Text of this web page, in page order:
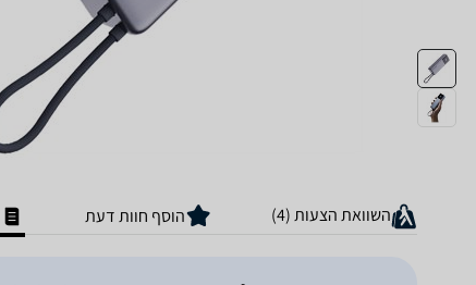
השוואת הצעות (4) הוסף חוות דעת